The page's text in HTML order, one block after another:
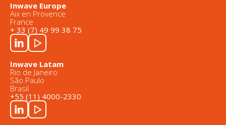
Inwave Europe
Aix en Provence
France
+ 33 (7) 49 99 38 75
Inwave Latam
Rio de Janeiro
São Paulo
Brasil
+55 (11) 4000-2330